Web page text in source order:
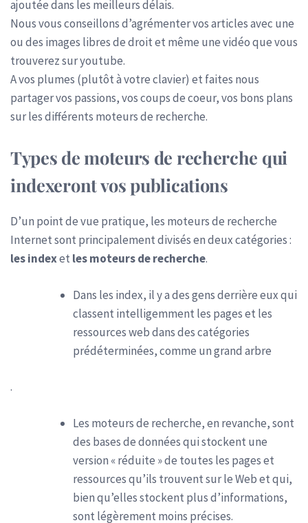
ajoutée dans les meilleurs délais.
Nous vous conseillons d’agrémenter vos articles avec une
ou des images libres de droit et même une vidéo que vous
trouverez sur youtube.
A vos plumes (plutôt à votre clavier) et faites nous
partager vos passions, vos coups de coeur, vos bons plans
sur les différents moteurs de recherche.
Types de moteurs de recherche qui
indexeront vos publications
D’un point de vue pratique, les moteurs de recherche
Internet sont principalement divisés en deux catégories :
les indexet les moteurs de recherche.
Dans les index, il y a des gens derrière eux qui
classent intelligemment les pages et les
ressources web dans des catégories
prédéterminées, comme un grand arbre
.
Les moteurs de recherche, en revanche, sont
des bases de données qui stockent une
version « réduite » de toutes les pages et
ressources qu’ils trouvent sur le Web et qui,
bien qu’elles stockent plus d’informations,
sont légèrement moins précises.